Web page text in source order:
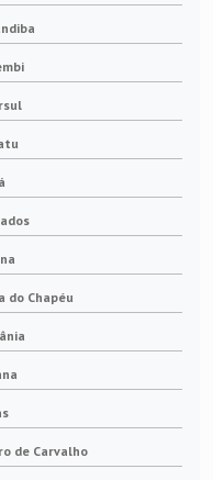
do Chapéu
de Carvalho